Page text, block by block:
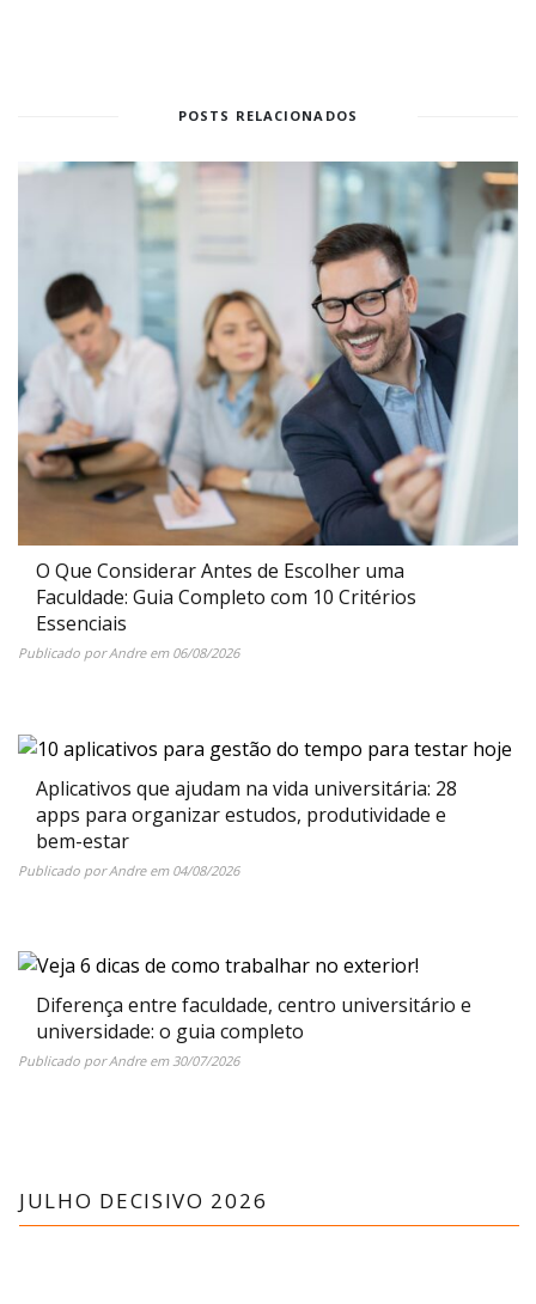
POSTS RELACIONADOS
O Que Considerar Antes de Escolher uma
Faculdade: Guia Completo com 10 Critérios
Essenciais
Publicado porAndreem 06/08/2026
Aplicativos que ajudam na vida universitária: 28
apps para organizar estudos, produtividade e
bem-estar
Publicado porAndreem 04/08/2026
Diferença entre faculdade, centro universitário e
universidade: o guia completo
Publicado porAndreem30/07/2026
JULHO DECISIVO 2026